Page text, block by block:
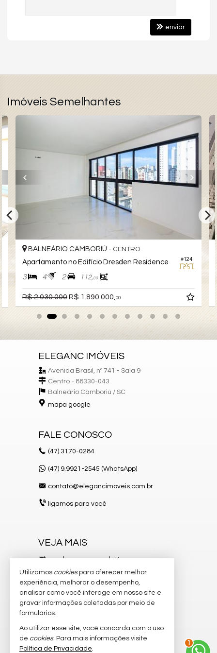
enviar
Imóveis Semelhantes
#124
BALNEÁRIO CAMBORIÚ - CENTRO
Apartamento no Edifício Dresden Residence
3 4 2 112,00
R$ 2.030.000R$ 1.890.000, 00
ELEGANC IMÓVEIS
Avenida Brasil, nº 741 - Sala 9
Centro - 88330-043
Balneário Camboriú / SC
mapa google
FALE CONOSCO
(47) 3170-0284
(47) 9.9921-2545 (WhatsApp)
contato@elegancimoveis.com.br
ligamos para você
VEJA MAIS
receba nosso newsletter
indicadores financeiros
cadastre seu imóvel
imóveis favoritos
mapa de imóveis
2
Utilizamos cookiespara oferecer melhor
experiência, melhorar o desempenho,
analisar como você interage em nosso site e
gravar informações coletadas por meio de
formulários.
Ao utilizar esse site, você concorda com o uso
de cookies. Para mais informações visite
Política de Privacidade.